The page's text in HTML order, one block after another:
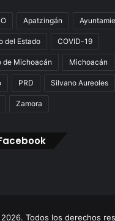
Apatzingán
del Estado COVID-19
de Michoacán Michoacán
PRD Silvano Aureoles
Zamora
Todos los derechos